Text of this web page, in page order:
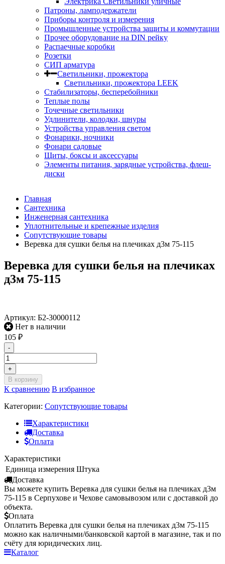
Патроны, ламподержатели
Приборы контроля и измерения
Промышленные устройства защиты и коммутации
Прочее оборудование на DIN рейку
Распаечные коробки
Розетки
СИП арматура
Светильники, прожектора
Светильники, прожектора LEEK
Стабилизаторы, бесперебойники
Теплые полы
Точечные светильники
Удлинители, колодки, шнуры
Устройства управления светом
Фонарики, ночники
Фонари садовые
Щиты, боксы и аксессуары
Элементы питания, зарядные устройства, флеш-
диски
Главная
Сантехника
Инженерная сантехника
Уплотнительные и крепежные изделия
Сопутствующие товары
Веревка для сушки белья на плечиках д3м 75-115
Веревка для сушки белья на плечиках
д3м 75-115
Артикул: Б2-30000112
Нет в наличии
105 ₽
-
+
В корзину
К сравнению В избранное
Категории: Сопутствующие товары
Характеристики
Доставка
Оплата
Характеристики
Единица измерения Штука
Доставка
Вы можете купить Веревка для сушки белья на плечиках д3м
75-115 в Серпухове и Чехове самовывозом или с доставкой до
объекта.
Оплата
Оплатить Веревка для сушки белья на плечиках д3м 75-115
можно как наличными/банковской картой в магазине, так и по
счёту для юридических лиц.
Каталог